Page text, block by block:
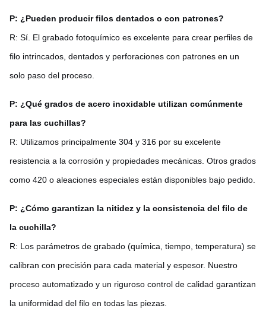
P: ¿Pueden producir filos dentados o con patrones?
R: Sí. El grabado fotoquímico es excelente para crear perfiles de
filo intrincados, dentados y perforaciones con patrones en un
solo paso del proceso.
P: ¿Qué grados de acero inoxidable utilizan comúnmente
para las cuchillas?
R: Utilizamos principalmente 304 y 316 por su excelente
resistencia a la corrosión y propiedades mecánicas. Otros grados
como 420 o aleaciones especiales están disponibles bajo pedido.
P: ¿Cómo garantizan la nitidez y la consistencia del filo de
la cuchilla?
R: Los parámetros de grabado (química, tiempo, temperatura) se
calibran con precisión para cada material y espesor. Nuestro
proceso automatizado y un riguroso control de calidad garantizan
la uniformidad del filo en todas las piezas.